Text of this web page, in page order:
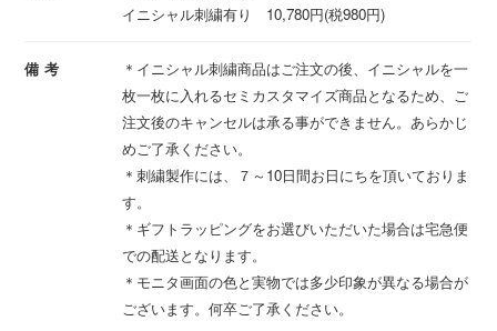
イニシャル刺繍有り 10,780円(税980円)
備考
＊イニシャル刺繍商品はご注文の後、イニシャルを一
枚一枚に入れるセミカスタマイズ商品となるため、ご
注文後のキャンセルは承る事ができません。あらかじ
めご了承ください。
＊刺繍製作には、７～10日間お日にちを頂いておりま
す。
＊ギフトラッピングをお選びいただいた場合は宅急便
での配送となります。
＊モニタ画面の色と実物では多少印象が異なる場合が
ございます。何卒ご了承ください。